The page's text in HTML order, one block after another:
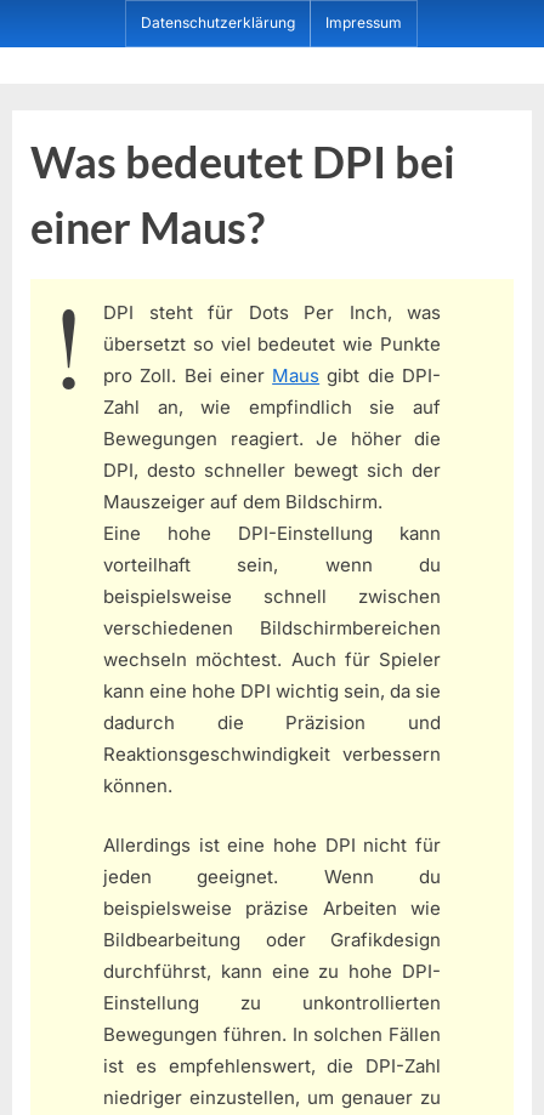
to
Datenschutzerklärung Impressum
Was bedeutet DPI bei
einer Maus?
DPI steht für Dots Per Inch, was
übersetzt so viel bedeutet wie Punkte
pro Zoll. Bei einer Maus gibt die DPI-
Zahl an, wie empfindlich sie auf
Bewegungen reagiert. Je höher die
DPI, desto schneller bewegt sich der
Mauszeiger auf dem Bildschirm.
Eine hohe DPI-Einstellung kann
vorteilhaft sein, wenn du
beispielsweise schnell zwischen
verschiedenen Bildschirmbereichen
wechseln möchtest. Auch für Spieler
kann eine hohe DPI wichtig sein, da sie
dadurch die Präzision und
Reaktionsgeschwindigkeit verbessern
können.
Allerdings ist eine hohe DPI nicht für
jeden geeignet. Wenn du
beispielsweise präzise Arbeiten wie
Bildbearbeitung oder Grafikdesign
durchführst, kann eine zu hohe DPI-
Einstellung zu unkontrollierten
Bewegungen führen. In solchen Fällen
ist es empfehlenswert, die DPI-Zahl
niedriger einzustellen, um genauer zu